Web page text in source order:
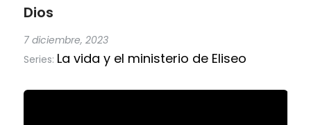
Dios
7 diciembre, 2023
Series: La vida y el ministerio de Eliseo